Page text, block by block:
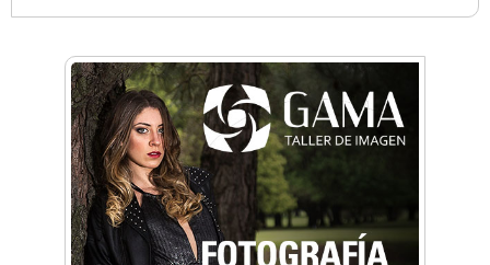
Mariana Croce: "Hoy las empresas necesitan
un asesoramiento integral para crecer con
seguridad"
Música, teatro, yoga, danza y mucho más:
Conocé todos los talleres para aprender y
disfrutar en la Zona Oeste